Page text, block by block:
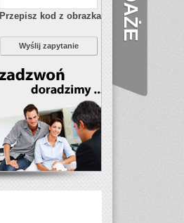
Przepisz kod z obrazka
Wyślij zapytanie